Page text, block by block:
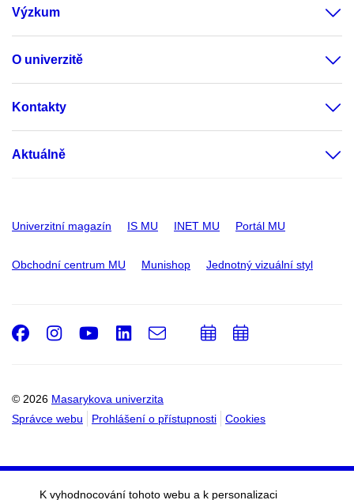
Výzkum
O univerzitě
Kontakty
Aktuálně
Univerzitní magazín IS MU INET MU Portál MU
Obchodní centrum MU Munishop Jednotný vizuální styl
© 2026 Masarykova univerzita
Správce webu
Prohlášení o přístupnosti Cookies
Facebook
Instagram
Youtube
LinkedIn
e-
Email
PřidatPřidat
K vyhodnocování tohoto webu a k personalizaci